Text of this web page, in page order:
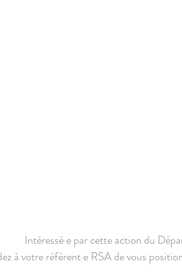
Intéressé·e par cette action du
à votre référent·e RSA de vous